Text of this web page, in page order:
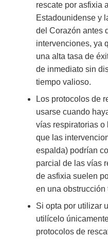
rescate por asfixia
Estadounidense y
del Corazón antes
intervenciones, ya
una alta tasa de
de inmediato sin
tiempo valioso.
Los protocolos de
usarse cuando
vías respiratorias o
que las
espalda) podrían
parcial de las vías
de asfixia suelen
en una obstrucción
Si opta por utilizar
utilícelo
protocolos de